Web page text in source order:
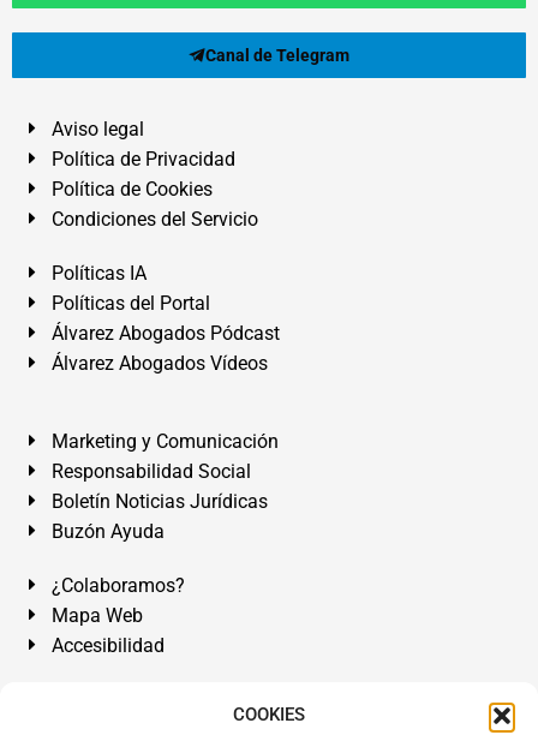
COOKIES
Canal de Telegram
Aviso legal
Política de Privacidad
Política de Cookies
Condiciones del Servicio
Políticas IA
Políticas del Portal
Álvarez Abogados Pódcast
Álvarez Abogados Vídeos
Marketing y Comunicación
Responsabilidad Social
Boletín Noticias Jurídicas
Buzón Ayuda
¿Colaboramos?
Mapa Web
Accesibilidad
Álvarez Abogados Tenerife:Calle Teobaldo Power Nº 7,